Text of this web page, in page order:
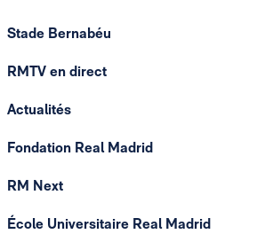
Stade Bernabéu
RMTV en direct
Actualités
Fondation Real Madrid
RM Next
École Universitaire Real Madrid